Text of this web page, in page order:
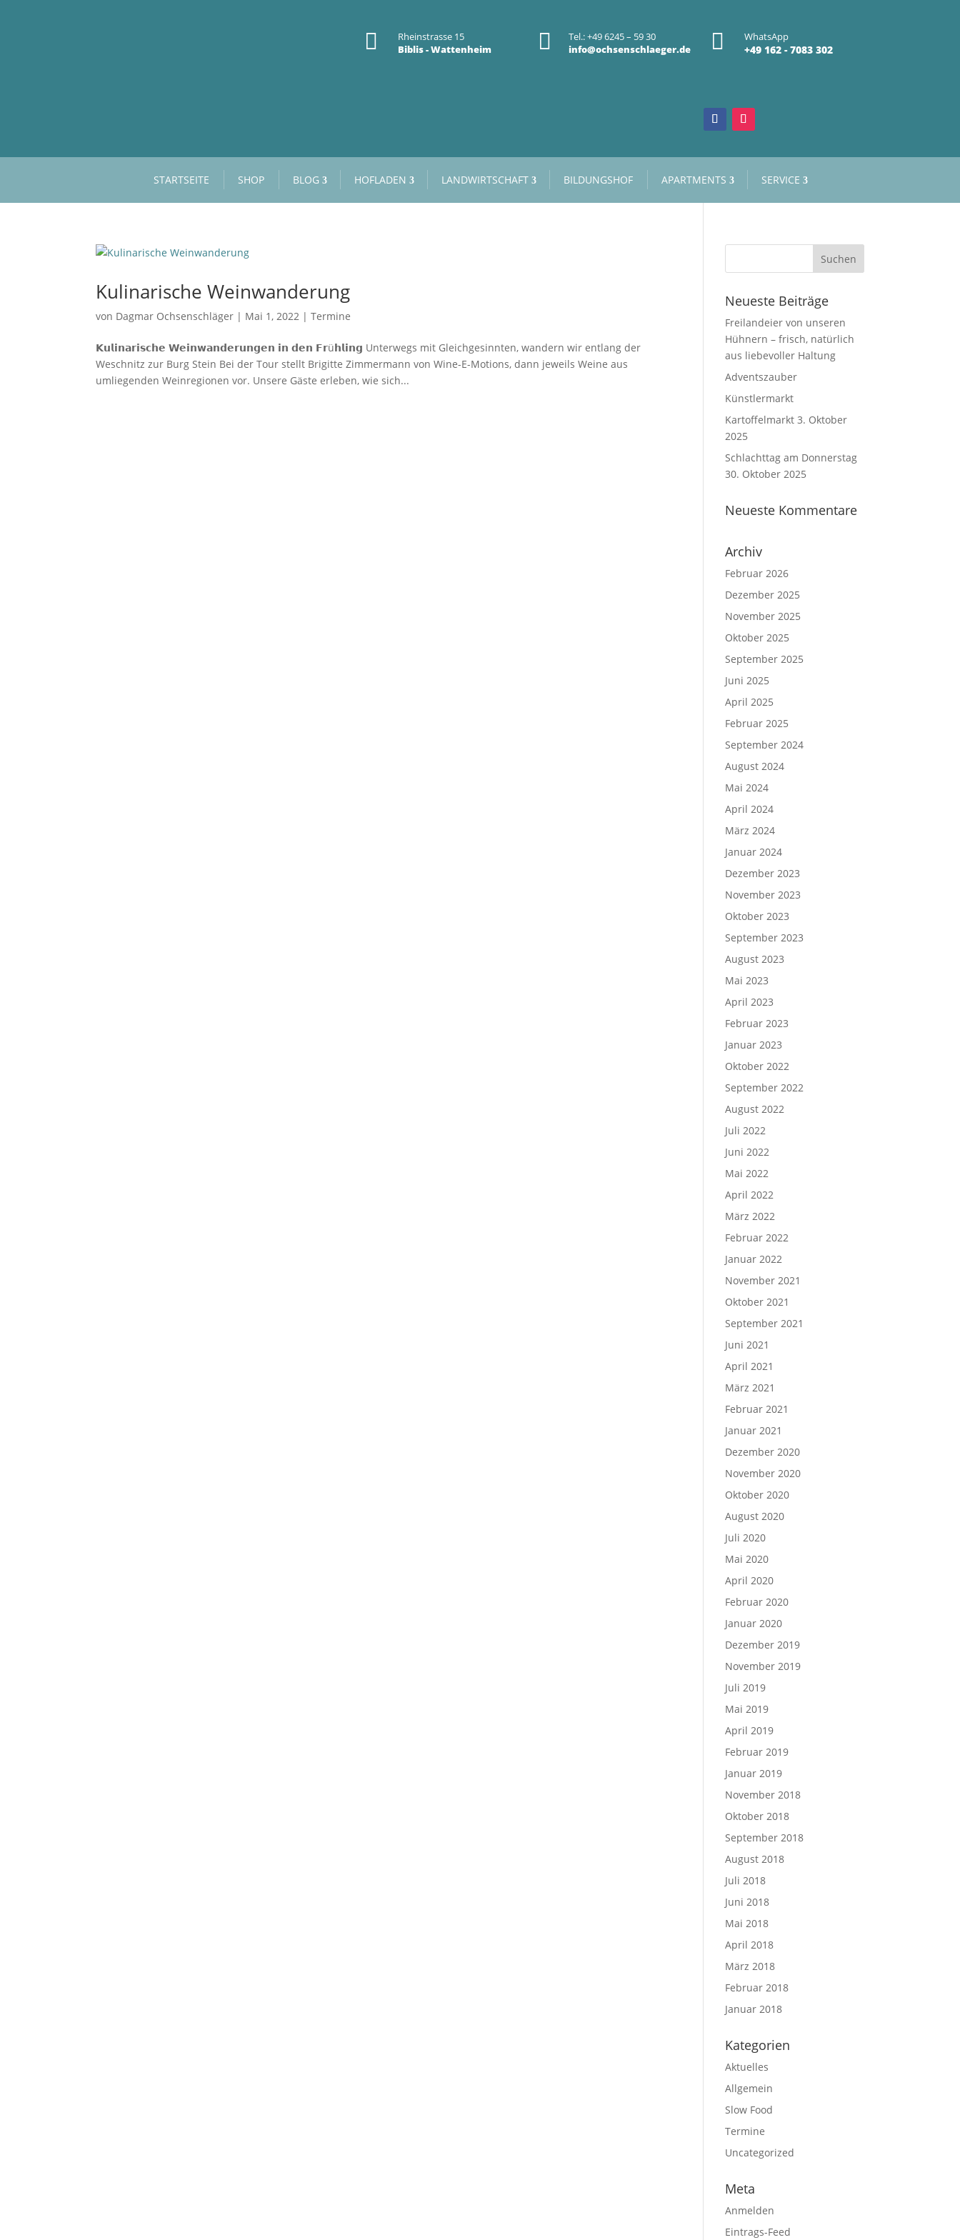

Rheinstrasse 15
Biblis - Wattenheim

Tel.: +49 6245 – 59 30
info@ochsenschlaeger.de
 WhatsApp
+49 162 - 7083 302
STARTSEITE SHOP BLOG HOFLADEN LANDWIRTSCHAFT BILDUNGSHOF APARTMENTS SERVICE
Kulinarische Weinwanderung
von Dagmar Ochsenschläger | Mai 1, 2022 |Termine
𝗞𝘂𝗹𝗶𝗻𝗮𝗿𝗶𝘀𝗰𝗵𝗲 𝗪𝗲𝗶𝗻𝘄𝗮𝗻𝗱𝗲𝗿𝘂𝗻𝗴𝗲𝗻 𝗶𝗻 𝗱𝗲𝗻 𝗙𝗿ü𝗵𝗹𝗶𝗻𝗴 Unterwegs mit Gleichgesinnten, wandern wir entlang der
Weschnitz zur Burg Stein Bei der Tour stellt Brigitte Zimmermann von Wine-E-Motions, dann jeweils Weine aus
umliegenden Weinregionen vor. Unsere Gäste erleben, wie sich...
Neueste Beiträge
Freilandeier von unseren
Hühnern – frisch, natürlich
aus liebevoller Haltung
Adventszauber
Künstlermarkt
Kartoffelmarkt 3. Oktober
2025
Schlachttag am Donnerstag
30. Oktober 2025
Neueste Kommentare
Archiv
Februar 2026
Dezember 2025
November 2025
Oktober 2025
September 2025
Juni 2025
April 2025
Februar 2025
September 2024
August 2024
Mai 2024
April 2024
März 2024
Januar 2024
Dezember 2023
November 2023
Oktober 2023
September 2023
August 2023
Mai 2023
April 2023
Februar 2023
Januar 2023
Oktober 2022
September 2022
August 2022
Juli 2022
Juni 2022
Mai 2022
April 2022
März 2022
Februar 2022
Januar 2022
November 2021
Oktober 2021
September 2021
Juni 2021
April 2021
März 2021
Februar 2021
Januar 2021
Dezember 2020
November 2020
Oktober 2020
August 2020
Juli 2020
Mai 2020
April 2020
Februar 2020
Januar 2020
Dezember 2019
November 2019
Juli 2019
Mai 2019
April 2019
Februar 2019
Januar 2019
November 2018
Oktober 2018
September 2018
August 2018
Juli 2018
Juni 2018
Mai 2018
April 2018
März 2018
Februar 2018
Januar 2018
Kategorien
Aktuelles
Allgemein
Slow Food
Termine
Uncategorized
Meta
Anmelden
Eintrags-Feed